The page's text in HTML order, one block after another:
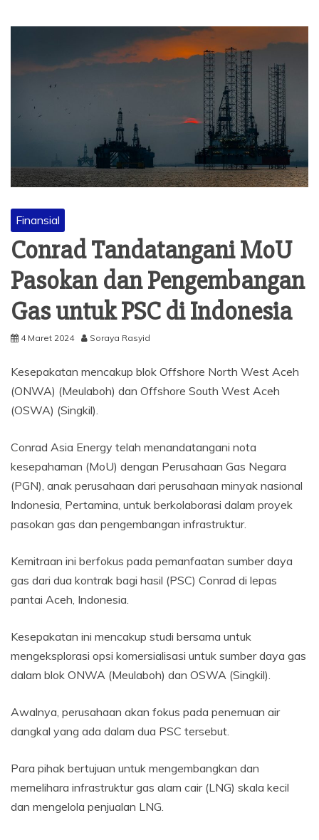
Finansial
Conrad Tandatangani MoU
Pasokan dan Pengembangan
Gas untuk PSC di Indonesia
4 Maret 2024 Soraya Rasyid
Kesepakatan mencakup blok Offshore North West Aceh
(ONWA) (Meulaboh) dan Offshore South West Aceh
(OSWA) (Singkil).
Conrad Asia Energy telah menandatangani nota
kesepahaman (MoU) dengan Perusahaan Gas Negara
(PGN), anak perusahaan dari perusahaan minyak nasional
Indonesia, Pertamina, untuk berkolaborasi dalam proyek
pasokan gas dan pengembangan infrastruktur.
Kemitraan ini berfokus pada pemanfaatan sumber daya
gas dari dua kontrak bagi hasil (PSC) Conrad di lepas
pantai Aceh, Indonesia.
Kesepakatan ini mencakup studi bersama untuk
mengeksplorasi opsi komersialisasi untuk sumber daya gas
dalam blok ONWA (Meulaboh) dan OSWA (Singkil).
Awalnya, perusahaan akan fokus pada penemuan air
dangkal yang ada dalam dua PSC tersebut.
Para pihak bertujuan untuk mengembangkan dan
memelihara infrastruktur gas alam cair (LNG) skala kecil
dan mengelola penjualan LNG.